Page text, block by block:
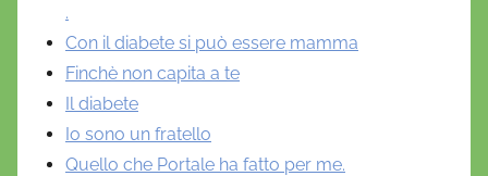
.
Con il diabete si può essere mamma
Finchè non capita a te
Il diabete
Io sono un fratello
Quello che Portale ha fatto per me.